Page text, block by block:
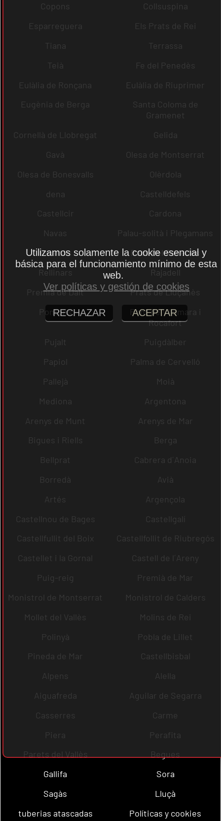
Copons
Collsuspina
Esparreguera
Els Prats de Rei
Tiana
Terrassa
Teià
Fe del Penedès
Eulàlia de Ronçana
Eulàlia de Riuprimer
Eugènia de Berga
Santa Coloma de
Gramenet
Cornellà de Llobregat
Gelida
Gavà
Olesa de Montserrat
Olesa de Bonesvalls
Olèrdola
dena
Castelldefels
Castellcir
Cardona
Navas
Palau-solità i Plegamans
Palafolls
Pacs del Penedès
Rellinars
Rajadell
Premià de Dalt
Prats de Lluçanès
Pontons
Pont de Vilomara i
Rocafort
Pujalt
Puigdàlber
Papiol
Palma de Cervelló
Pallejà
Moià
Mediona
Argentona
Arenys de Munt
Arenys de Mar
Bigues i Riells
Berga
Bellprat
Cabrera d´Anoia
Borredà
Avià
Artés
Argençola
Castellnou de Bages
Castellgalí
Castellfullit del Boix
Castellfollit de Riubregós
Castellet i la Gornal
Castell de l´Areny
Puig-reig
Premià de Mar
Monistrol de Montserrat
Monistrol de Calders
Mollet del Vallès
Molins de Rei
Polinyà
Pobla de Lillet
Pineda de Mar
Castellbisbal
Alpens
Alella
Aiguafreda
Aguilar de Segarra
Casserres
Carme
Piera
Perafita
Parets del Vallès
Begues
Gallifa
Sora
Sagàs
Lluçà
tuberias atascadas
Políticas y cookies
Utilizamos solamente la cookie esencial y
básica para el funcionamiento mínimo de esta
web.
Ver políticas y gestión de cookies
RECHAZAR ACEPTAR